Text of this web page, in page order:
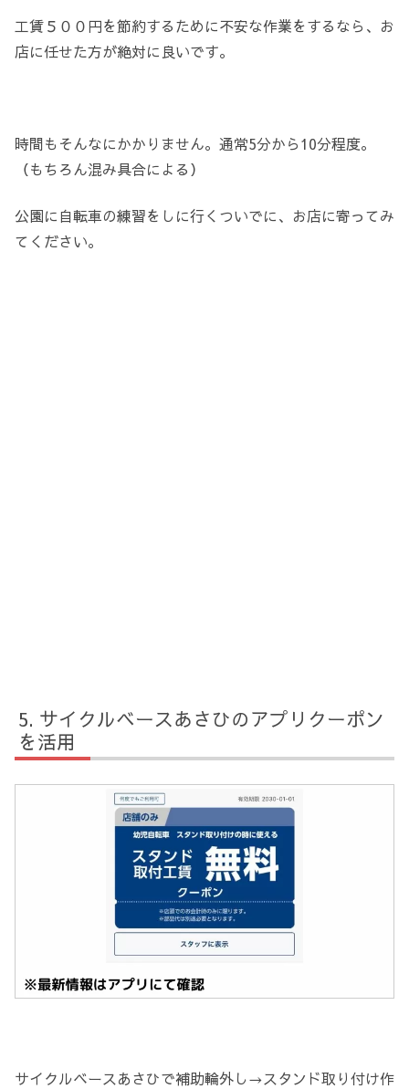
工賃５００円を節約するために不安な作業をするなら、お
店に任せた方が絶対に良いです。
時間もそんなにかかりません。通常5分から10分程度。
（もちろん混み具合による）
公園に自転車の練習をしに行くついでに、お店に寄ってみ
てください。
サイクルベースあさひのアプリクーポン
を活用
サイクルベースあさひで補助輪外し→スタンド取り付け作